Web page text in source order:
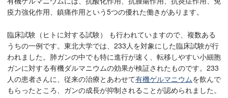
疫力強化作用、鎮痛作用という5つの優れた働きがあります。
臨床試験（ヒトに対する試験） も行われていますので、複数ある
うちの一例です。東北大学では、233人を対象にした臨床試験が行
われました。肺ガンの中でも特に進行が速く、転移しやすい小細胞
ガンに対する有機ダルマニウムの効果が検証されたものです。233
人の患者さんに、従来の治療とあわせて有機ゲルマニウムを飲んで
もらったところ、ガンの成長が抑制されることが認められました。